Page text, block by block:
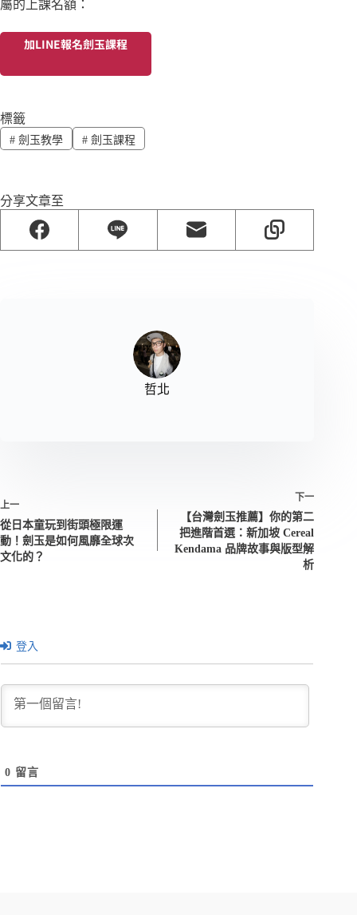
屬的上課名額：
加LINE報名劍玉課程
標籤
#劍玉教學 #劍玉課程
分享文章至
哲北
上一
從日本童玩到街頭極限運
動！劍玉是如何風靡全球次
文化的？
下一
【台灣劍玉推薦】你的第二
把進階首選：新加坡 Cereal
Kendama 品牌故事與版型解
析
登入
0 留言